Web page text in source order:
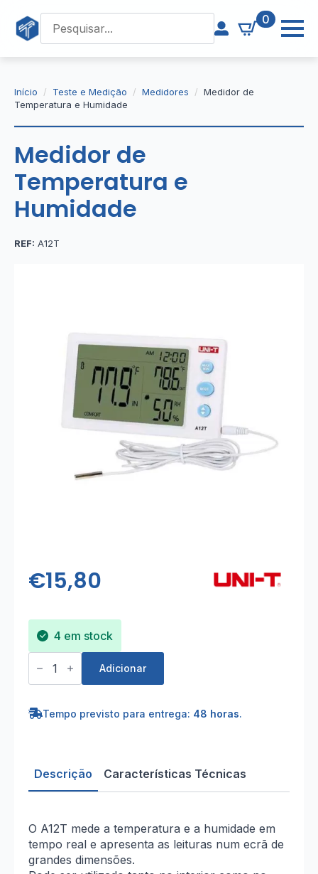
0
Início Teste e Medição Medidores
Medidor de
Temperatura e Humidade
Medidor de
Temperatura e
Humidade
REF: A12T
€15,80
4 em stock
Quantidade
de
Medidor
e
Adicionar
Tempo previsto para entrega: 48 horas.
Descrição Características Técnicas
O A12T mede a temperatura e a humidade em
tempo real e apresenta as leituras num ecrã de
grandes dimensões.